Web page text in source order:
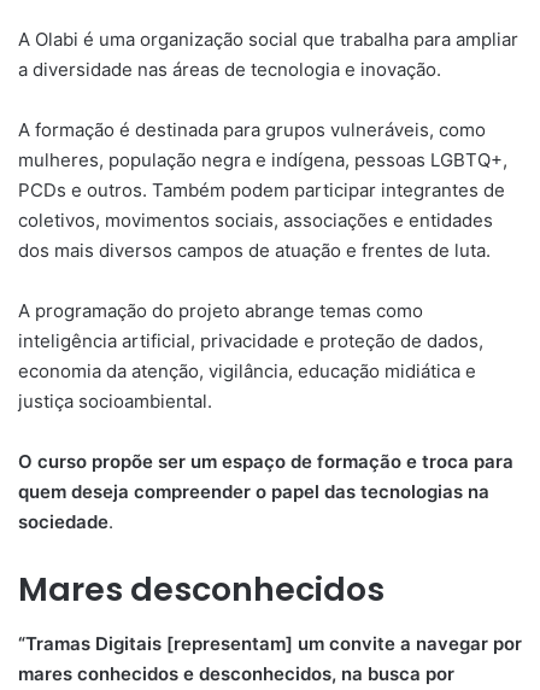
A Olabi é uma organização social que trabalha para ampliar
a diversidade nas áreas de tecnologia e inovação.
A formação é destinada para grupos vulneráveis, como
mulheres, população negra e indígena, pessoas LGBTQ+,
PCDs e outros. Também podem participar integrantes de
coletivos, movimentos sociais, associações e entidades
dos mais diversos campos de atuação e frentes de luta.
A programação do projeto abrange temas como
inteligência artificial, privacidade e proteção de dados,
economia da atenção, vigilância, educação midiática e
justiça socioambiental.
O curso propõe ser um espaço de formação e troca para
quem deseja compreender o papel das tecnologias na
sociedade.
Mares desconhecidos
“Tramas Digitais [representam] um convite a navegar por
mares conhecidos e desconhecidos, na busca por